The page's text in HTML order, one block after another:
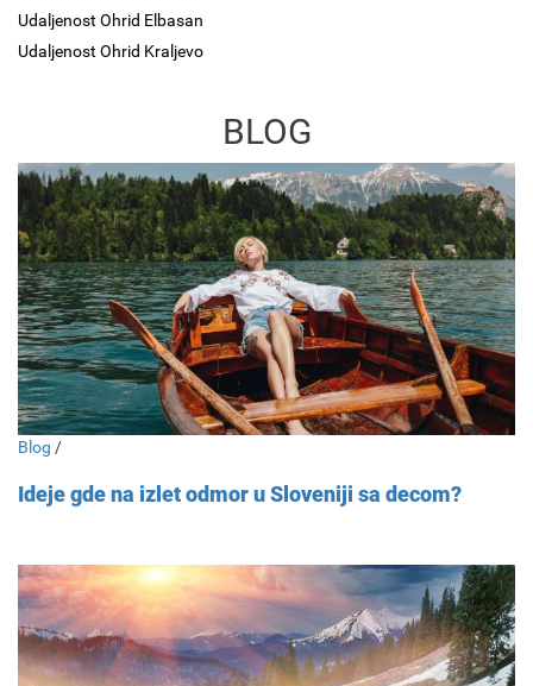
Udaljenost Ohrid Elbasan
Udaljenost Ohrid Kraljevo
BLOG
Blog /
Ideje gde na izlet odmor u Sloveniji sa decom?